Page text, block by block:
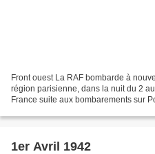
Front ouest La RAF bombarde à
région parisienne, dans la nuit du 2
France suite aux bombarements sur
1er Avril 1942